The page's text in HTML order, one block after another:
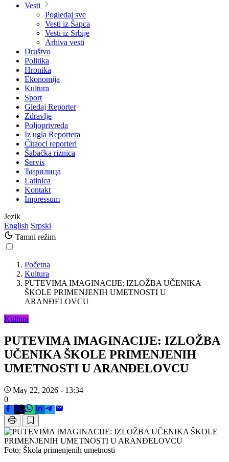
Vesti
Pogledaj sve
Vesti iz Šapca
Vesti iz Srbije
Arhiva vesti
Društvo
Politika
Hronika
Ekonomija
Kultura
Sport
Gledaj Reporter
Zdravlje
Poljoprivreda
Iz ugla Reportera
Čitaoci reporteri
Šabačka riznica
Servis
Ћирилица
Latinica
Kontakt
Impressum
Jezik
English Srpski
Tamni režim
Početna
Kultura
PUTEVIMA IMAGINACIJE: IZLOŽBA UČENIKA
ŠKOLE PRIMENJENIH UMETNOSTI U
ARANĐELOVCU
Kultura
PUTEVIMA IMAGINACIJE: IZLOŽBA
UČENIKA ŠKOLE PRIMENJENIH
UMETNOSTI U ARANĐELOVCU
May 22, 2026 - 13:34
0
Foto: Škola primenjenih umetnosti